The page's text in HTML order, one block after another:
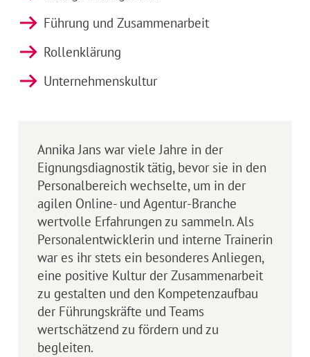
Führung und Zusammenarbeit
Rollenklärung
Unternehmenskultur
Annika Jans war viele Jahre in der
Eignungsdiagnostik tätig, bevor sie in den
Personalbereich wechselte, um in der
agilen Online- und Agentur-Branche
wertvolle Erfahrungen zu sammeln. Als
Personalentwicklerin und interne Trainerin
war es ihr stets ein besonderes Anliegen,
eine positive Kultur der Zusammenarbeit
zu gestalten und den Kompetenzaufbau
der Führungskräfte und Teams
wertschätzend zu fördern und zu
begleiten.